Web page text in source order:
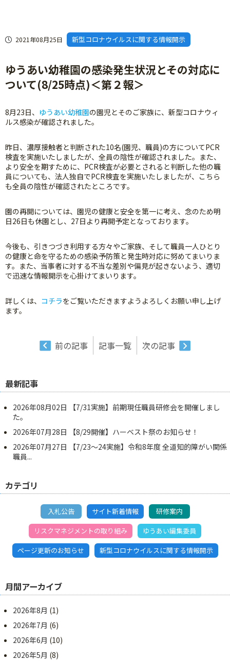
2021年08月25日 新型コロナウイルスに関する情報開示
ゆうあい幼稚園の感染発生状況とその対応に
ついて(8/25時点)＜第２報＞
8月23日、 ゆうあい幼稚園の園児とそのご家族に、新型コロナウィ
ルス感染が確認されました。
昨日、濃厚接触者と判断された10名(園児、職員)の方についてPCR
検査を実施いたしましたが、全員の陰性が確認されました。また、
より安全を期すために、PCR検査が必要とされると判断した他の職
員についても、法人独自でPCR検査を実施いたしましたが、こちら
も全員の陰性が確認されたところです。
園の再開については、園児の健康と安全を第一に考え、念のため明
日26日も休園とし、27日より再開予定となっております。
今後も、引きつづき利用する方々やご家族、そして職員一人ひとり
の健康と命を守るための感染予防策と発生時対応に努めてまいりま
す。また、当事者に対する不当な差別や偏見が起きないよう、適切
で迅速な情報開示を心掛けてまいります。
詳しくは、 コチラをご覧いただきますようよろしくお願い申し上げ
ます。
前の記事 記事一覧 次の記事
最新記事
2026年08月02日
【7/31実施】前期現任職員研修会を開催しまし
た。
2026年07月28日
【8/29開催】ハーベスト祭のお知らせ！
2026年07月27日
【7/23～24実施】令和8年度 全道知的障がい関係
職員...
カテゴリ
入札公告 サイト新着情報
研修案内
リスクマネジメントの取り組み
ゆうあい編集委員
ページ更新のお知らせ
新型コロナウイルスに関する情報開示
月間アーカイブ
2026年8月 (1)
2026年7月 (6)
2026年6月 (10)
2026年5月 (8)